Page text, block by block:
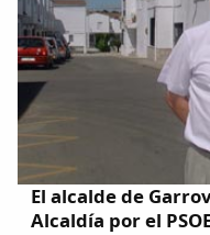
El alcalde de
Alcaldía por el